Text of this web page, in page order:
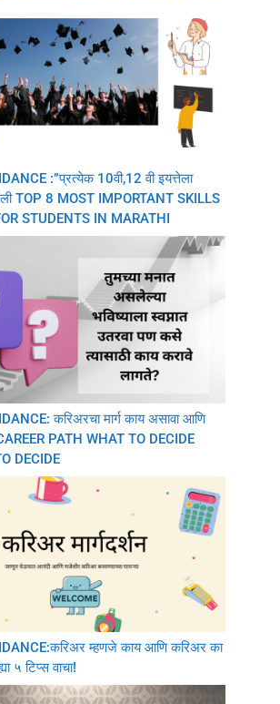
:”प्रत्येक 10वी,12 वी इयत्तेला
TOP 8 MOST IMPORTANT SKILLS
STUDENTS IN MARATHI
करिअरचा मार्ग काय असावा आणि
PATH WHAT TO DECIDE
DECIDE
म्हणजे काय आणि करिअर का
५ टिप्स वाचा!